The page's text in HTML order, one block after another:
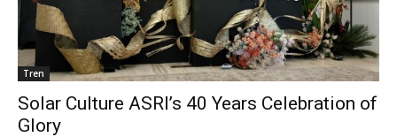
Tren
Solar Culture ASRI’s 40 Years Celebration of
Glory